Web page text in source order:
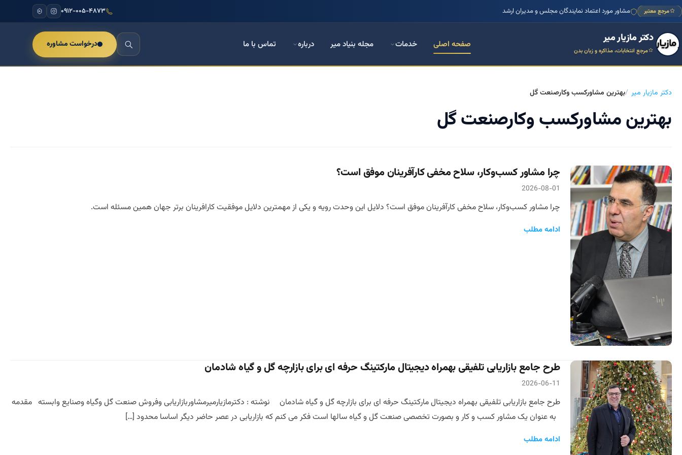
مرجع معتبر مشاور مورد اعتماد نمایندگان مجلس و مدیران ارشد ۰۹۱۲-۰۰۵-۴۸۷۳
دکتر مازیار میر
مرجع انتخابات، مذاکره و زبان بدن
صفحه اصلی خدمات مجله بنیاد میر درباره تماس با ما درخواست مشاوره
دکتر مازیار میر بهترین مشاورکسب وکارصنعت گل
بهترین مشاورکسب وکارصنعت گل
چرا مشاور کسب‌وکار، سلاح مخفی کارآفرینان موفق است؟
2026-08-01
چرا مشاور کسب‌وکار، سلاح مخفی کارآفرینان موفق است؟ دلایل این وحدت رویه و یکی از مهمترین دلایل موفقیت کارافرینان برتر جهان همین مسئله است.
ادامه مطلب
طرح جامع بازاریابی تلفیقی بهمراه دیجیتال مارکتینگ حرفه ای برای بازارچه گل و گیاه شادمان
2026-06-11
طرح جامع بازاریابی تلفیقی بهمراه دیجیتال مارکتینگ حرفه ای برای بازارچه گل و گیاه شادمان نوشته : دکترمازیارمیرمشاوربازاریابی وفروش صنعت گل وگیاه وصنایع وابسته مقدمه
به عنوان یک مشاور کسب و کار و بصورت تخصصی صنعت گل و گیاه سالها است فکر می کنم که بازاریابی در عصر حاضر دیگر اساسا محدود […]
ادامه مطلب